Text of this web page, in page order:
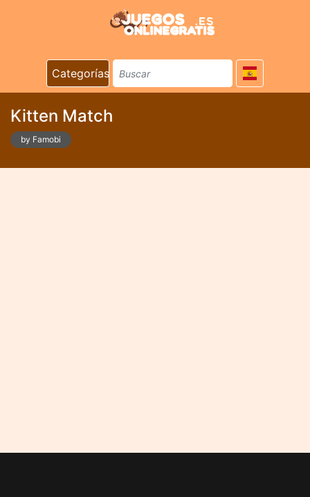
Categorías
Kitten Match
by Famobi